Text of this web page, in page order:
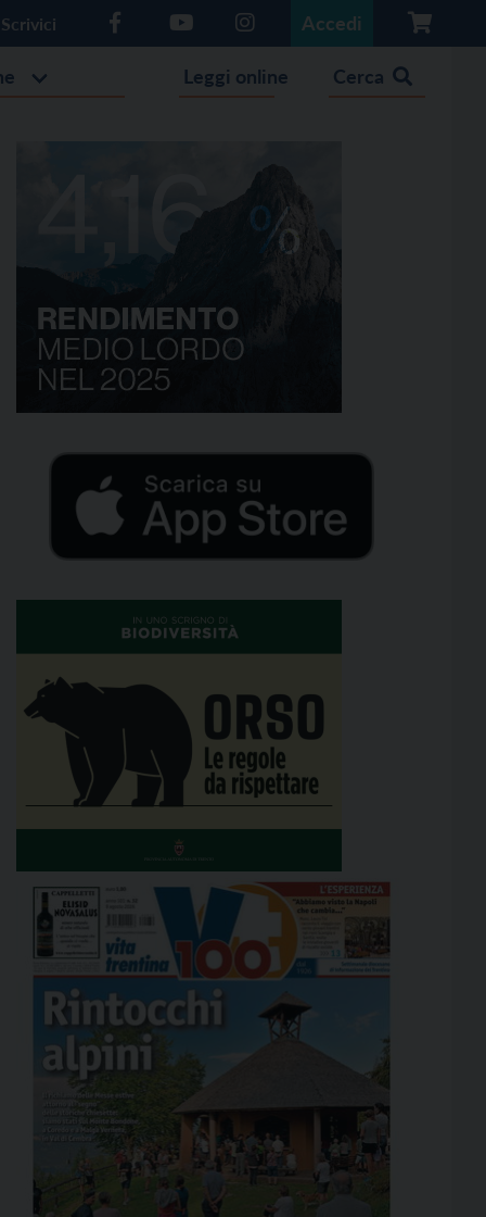
Scrivici Accedi
Leggi online Cerca